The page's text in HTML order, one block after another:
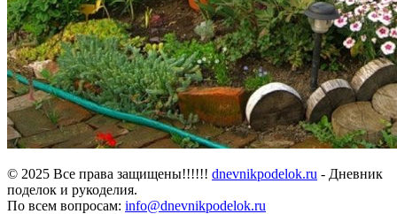
© 2025 Все права защищены!!!!!! dnevnikpodelok.ru - Дневник
поделок и рукоделия.
По всем вопросам: info@dnevnikpodelok.ru